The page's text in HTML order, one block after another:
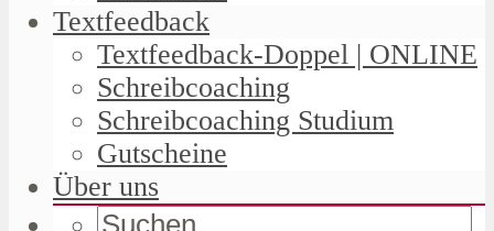
Textfeedback
Textfeedback-Doppel | ONLINE
Schreibcoaching
Schreibcoaching Studium
Gutscheine
Über uns